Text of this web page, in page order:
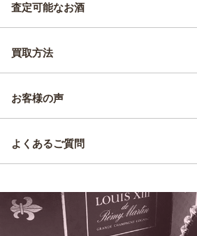
査定可能なお酒
買取方法
お客様の声
よくあるご質問